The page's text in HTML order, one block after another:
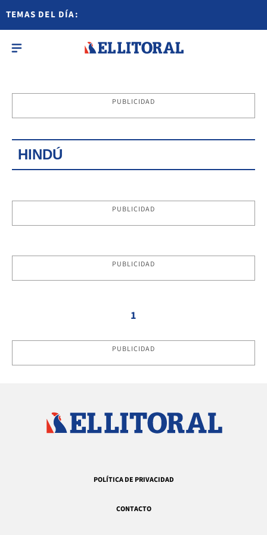
TEMAS DEL DÍA:
PUBLICIDAD
HINDÚ
PUBLICIDAD
PUBLICIDAD
1
PUBLICIDAD
POLÍTICA DE PRIVACIDAD
CONTACTO